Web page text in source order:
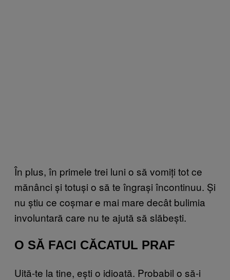
În plus, în primele trei luni o să vomiți tot ce
mănânci și totuși o să te îngrași încontinuu. Și
nu știu ce coșmar e mai mare decât bulimia
involuntară care nu te ajută să slăbești.
O SĂ FACI CĂCATUL PRAF
Uită-te la tine, ești o idioată. Probabil o să-i